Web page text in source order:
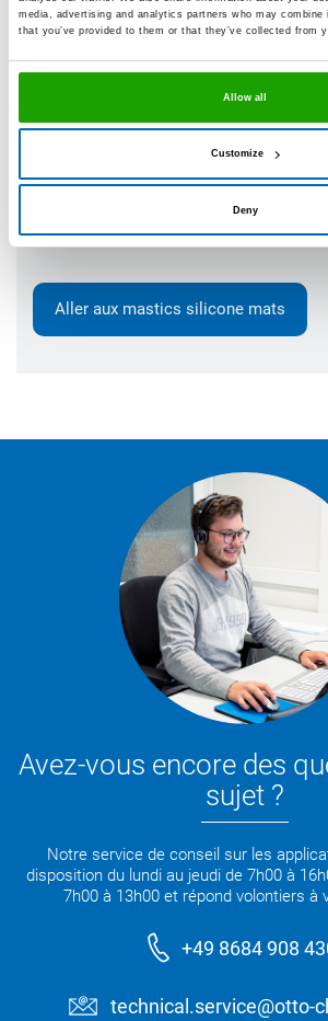
media, advertising and analytics partners who may
that you’ve provided to them or that they’ve collected from
Allow all
Customize
Deny
certains de nos silicones dans des
Impression globale harmonieuse du
4 silicones de premier choix
Jusqu’à 31 couleurs mates par
Aller aux mastics silicone mats
Avez-vous encore des
sujet ?
Notre service de conseil sur les
disposition du lundi au jeudi de 7h00 à
7h00 à 13h00 et répond volontiers à
+49 8684 908
technical.service@otto-